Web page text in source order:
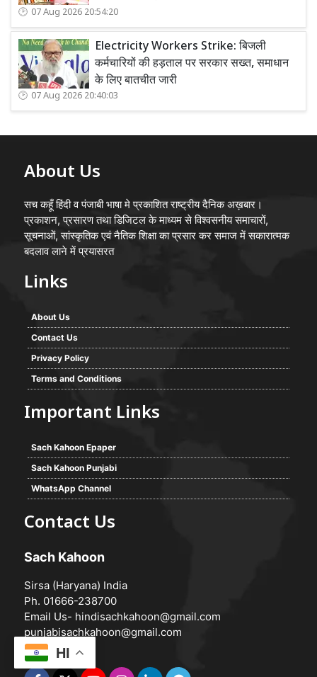
07 Aug 2026 20:54:20
Electricity Workers Strike: बिजली
कर्मचारियों की हड़ताल पर सरकार सख्त, समाधान
के लिए बातचीत जारी
07 Aug 2026 20:40:03
About Us
सच कहूँ हिंदी व पंजाबी भाषा मे प्रकाशित राष्ट्रीय दैनिक अख़बार।
प्रकाशन, प्रसारण तथा डिजिटल के माध्यम से विश्वसनीय समाचारों,
सूचनाओं, सांस्कृतिक एवं नैतिक शिक्षा का प्रसार कर समाज में सकारात्मक
बदलाव लाने में प्रयासरत
Links
About Us
Contact Us
Privacy Policy
Terms and Conditions
Important Links
Sach Kahoon Epaper
Sach Kahoon Punjabi
WhatsApp Channel
Contact Us
Sach Kahoon
Sirsa (Haryana) India
Ph. 01666-238700
Email Us- hindisachkahoon@gmail.com
punjabisachkahoon@gmail.com
HI